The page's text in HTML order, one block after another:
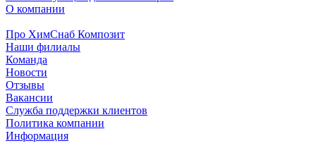
О компании
Про ХимСнаб Композит
Наши филиалы
Команда
Новости
Отзывы
Вакансии
Служба поддержки клиентов
Политика компании
Информация